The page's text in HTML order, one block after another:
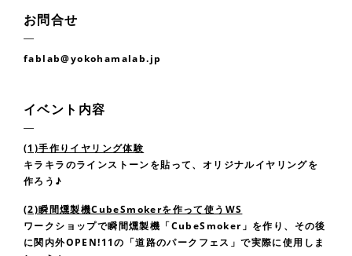
お問合せ
fablab@yokohamalab.jp
イベント内容
(1)手作りイヤリング体験
キラキラのラインストーンを貼って、オリジナルイヤリングを
作ろう♪
(2)瞬間燻製機CubeSmokerを作って使うWS
ワークショップで瞬間燻製機「CubeSmoker」を作り、その後
に関内外OPEN!11の「道路のパークフェス」で実際に使用しま